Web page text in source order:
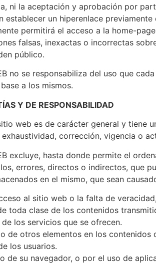
ni la aceptación y aprobación por
establecer un hiperenlace
permitirá el acceso a la home-
falsas, inexactas o incorrectas
público.
no se responsabiliza del uso que
a los mismos.
Y DE RESPONSABILIDAD
web es de carácter general y tiene
corrección, vigencia o
excluye, hasta donde permite el
errores, directos o indirectos, que
en el mismo, que sean
al sitio web o la falta de
toda clase de los contenidos
los servicios que se ofrecen.
de otros elementos en los
los usuarios.
de su navegador, o por el uso de